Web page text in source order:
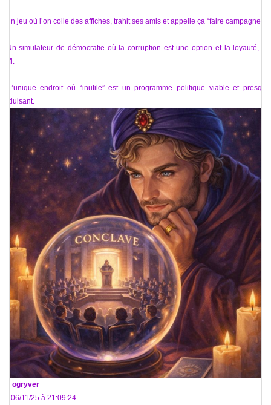
* Un jeu où l’on colle des affiches, trahit ses amis et appelle ça “faire campagne”.
* Un simulateur de démocratie où la corruption est une option et la loyauté, un
défi.
* L’unique endroit où “inutile” est un programme politique viable et presque
séduisant.
ogryver
Le 06/11/25 à 21:09:24